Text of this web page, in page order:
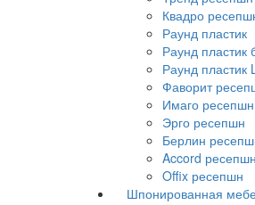
Квадро
Раунд пластик
Раунд пластик
Раунд пластик
Фаворит
Имаго ресепшн
Эрго ресепшн
Берлин
Accord
Offix ресепшн
Шпонированная